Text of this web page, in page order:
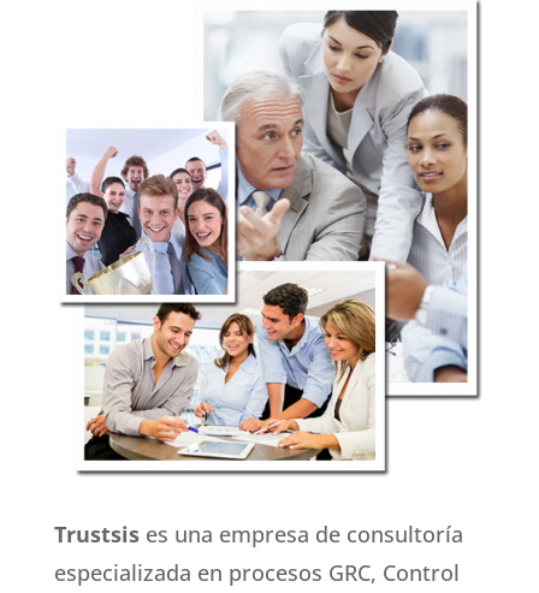
Trustsises una empresa de consultoría
especializada en procesos GRC, Control